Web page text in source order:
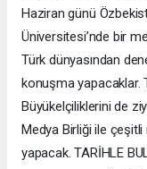
Haziran günü
Üniversitesi’nde bir
Türk dünyasından
konuşma yapacaklar.
Büyükelçiliklerini de
Medya Birliği ile
yapacak. TARİHLE